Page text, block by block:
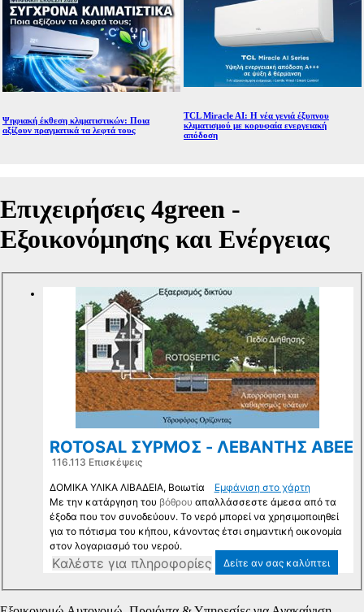
Ψηφιακή έκθεση κλιματιστικών: Ποια
αξίζουν πραγματικά τα λεφτά τους
TCL Miracle AI: Η νέα γενιά έξυπνου
κλιματισμού με κορυφαία ενεργειακή
απόδοση